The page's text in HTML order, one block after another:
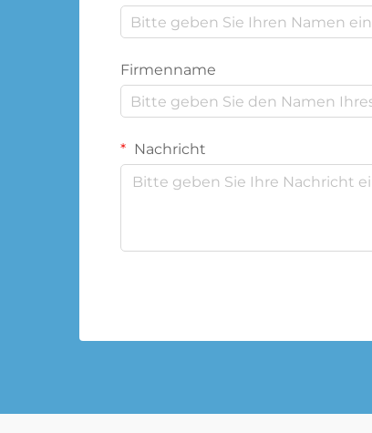
Firmenname
Nachricht